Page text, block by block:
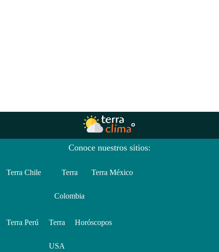
Conoce nuestros sitios:
Terra Chile Terra
Colombia
Terra México
Terra Perú Terra
USA
Horóscopos